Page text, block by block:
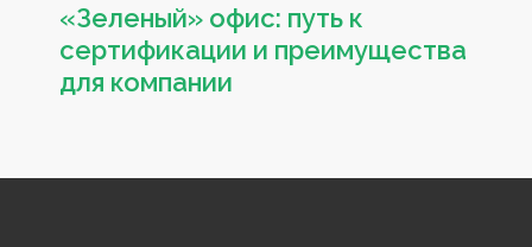
«Зеленый» офис: путь к
сертификации и преимущества
для компании